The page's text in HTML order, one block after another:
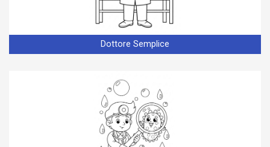
Dottore Semplice